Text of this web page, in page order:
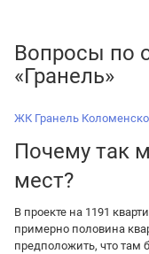
Вопросы по
«Гранель»
ЖК Гранель
Почему так
мест?
В проекте на 1191
примерно половина
предположить, что там